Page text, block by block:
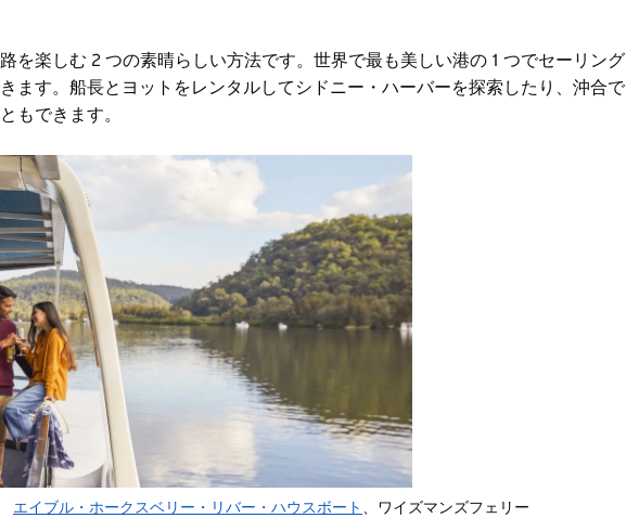
を楽しむ 2 つの素晴らしい方法です。世界で最も美しい港の 1 つでセーリング
ます。船長とヨットをレンタルしてシドニー・ハーバーを探索したり、沖合で
もできます。
エイブル・ホークスベリー・リバー・ハウスボート 、ワイズマンズフェリー